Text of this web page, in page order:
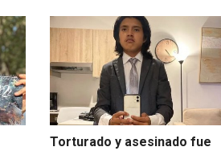
Torturado y asesinado fue